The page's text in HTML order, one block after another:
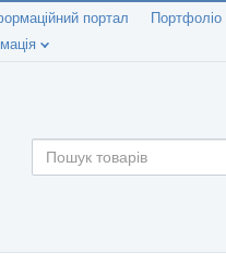
портал Портфоліо